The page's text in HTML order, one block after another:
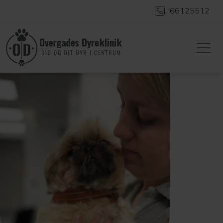
66125512